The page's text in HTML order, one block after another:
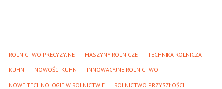
ROLNICTWO PRECYZYJNE MASZYNY ROLNICZE TECHNIKA ROLNICZA
KUHN NOWOŚCI KUHN INNOWACYJNE ROLNICTWO
NOWE TECHNOLOGIE W ROLNICTWIE ROLNICTWO PRZYSZŁOŚCI